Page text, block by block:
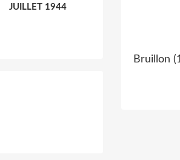
JUILLET 1944
Bruillon